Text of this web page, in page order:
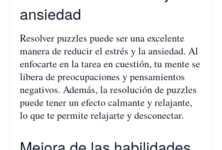
ansiedad
Resolver puzzles puede ser una excelente
manera de reducir el estrés y la ansiedad. Al
enfocarte en la tarea en cuestión, tu mente se
libera de preocupaciones y pensamientos
negativos. Además, la resolución de puzzles
puede tener un efecto calmante y relajante,
lo que te permite relajarte y desconectar.